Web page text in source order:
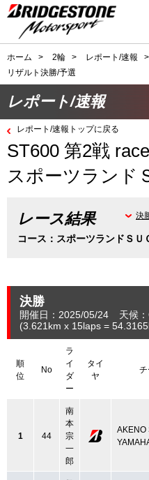
ホーム > 2輪 > レポート/速報 >
リザルト決勝/予選
レポート/速報
レポート/速報トップに戻る
ST600 第2戦
スポーツランド
レース結果
コース：スポーツランドＳＵ
決
決勝
開催日：2025/05/24 天候
(3.621 km x 15laps = 54.3165
順
位
No
ラ
イ
ダ
ー
タイ
ヤ
チ
1 44
南
本
宗
一
郎
AKENO